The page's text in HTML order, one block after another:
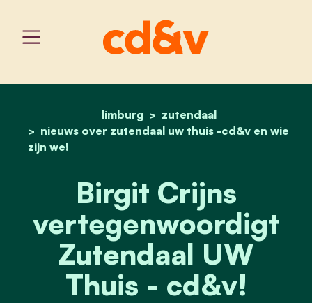
home
limburg
zutendaal
nieuws over zutendaal uw thuis -cd&v en wie
zijn we!
birgit crijns
Birgit Crijns
vertegenwoordigt
Zutendaal UW
Thuis - cd&v!